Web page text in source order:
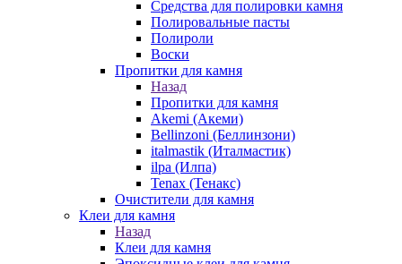
Средства для полировки камня
Полировальные пасты
Полироли
Воски
Пропитки для камня
Назад
Пропитки для камня
Akemi (Акеми)
Bellinzoni (Беллинзони)
italmastik (Италмастик)
ilpa (Илпа)
Tenax (Тенакс)
Очистители для камня
Клеи для камня
Назад
Клеи для камня